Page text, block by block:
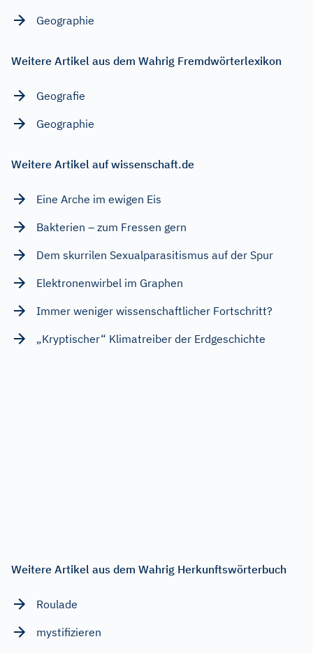
Geographie
Weitere Artikel aus dem Wahrig Fremdwörterlexikon
Geografie
Geographie
Weitere Artikel auf wissenschaft.de
Eine Arche im ewigen Eis
Bakterien – zum Fressen gern
Dem skurrilen Sexualparasitismus auf der Spur
Elektronenwirbel im Graphen
Immer weniger wissenschaftlicher Fortschritt?
„Kryptischer“ Klimatreiber der Erdgeschichte
Weitere Artikel aus dem Wahrig Herkunftswörterbuch
Roulade
mystifizieren